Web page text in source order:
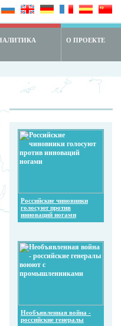
О ПРОЕКТЕ
Российские чиновники
голосуют против
инноваций ногами
Необъявленная война -
российские генералы